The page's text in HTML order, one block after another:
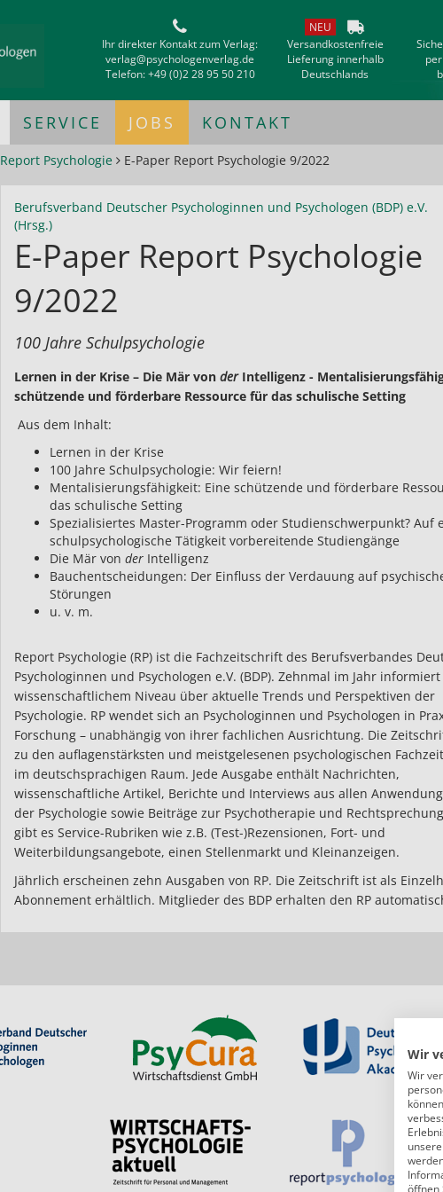
Ihr direkter Kontakt zum Verlag:
verlag@psychologenverlag.de
Telefon:+49 (0)2 28 95 50 210
NEU
Versandkostenfreie
Lieferung innerhalb
Deutschlands
SERVICE JOBS KONTAKT
Report Psychologie E-Paper Report Psychologie 9/2022
Berufsverband Deutscher Psychologinnen und Psychologen (BDP) e.V.
(Hrsg.)
E-Paper Report Psychologie
9/2022
100 Jahre Schulpsychologie
Lernen in der Krise – Die Mär von derIntelligenz -
schützende und förderbare Ressource für das schulische Setting
Aus dem Inhalt:
Lernen in der Krise
100 Jahre Schulpsychologie: Wir feiern!
Mentalisierungsfähigkeit: Eine schützende und förderbare
das schulische Setting
Spezialisiertes Master-Programm oder Studienschwerpunkt? Auf
schulpsychologische Tätigkeit vorbereitende Studiengänge
Die Mär von derIntelligenz
Bauchentscheidungen: Der Einfluss der Verdauung auf
Störungen
u. v. m.
Report Psychologie (RP) ist die Fachzeitschrift des Berufsverbandes
Psychologinnen und Psychologen e.V. (BDP). Zehnmal im Jahr
wissenschaftlichem Niveau über aktuelle Trends und Perspektiven der
Psychologie. RP wendet sich an Psychologinnen und Psychologen in
Forschung – unabhängig von ihrer fachlichen Ausrichtung. Die
zu den auflagenstärksten und meistgelesenen psychologischen
im deutschsprachigen Raum. Jede Ausgabe enthält Nachrichten,
wissenschaftliche Artikel, Berichte und Interviews aus allen
der Psychologie sowie Beiträge zur Psychotherapie und
gibt es Service-Rubriken wie z.B. (Test-)Rezensionen, Fort- und
Weiterbildungsangebote, einen Stellenmarkt und Kleinanzeigen.
Jährlich erscheinen zehn Ausgaben von RP. Die Zeitschrift ist als
Abonnement erhältlich. Mitglieder des BDP erhalten den RP
Wir
Wir
öffnen